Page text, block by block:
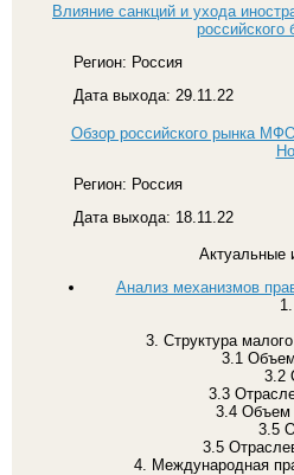
Влияние санкций и ухода
российского
Регион: Россия
Дата выхода: 29.11.22
Обзор российского рынка
Регион: Россия
Дата выхода: 18.11.22
Актуальные
Анализ механизмов
3. Структура
3.1
3.2
3.3
3.4 Объем
3.5
3.5
4. Международная